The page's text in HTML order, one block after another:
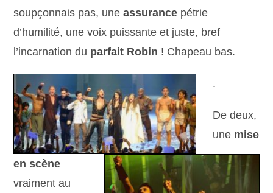
soupçonnais pas, une assurance pétrie
d’humilité, une voix puissante et juste, bref
l’incarnation du parfait Robin ! Chapeau bas.
.
De deux,
une mise
en scène
vraiment au